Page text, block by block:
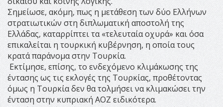
Σημείωσε, ακόμη, πως η μετάθεση των δύο Ελλήνων
στρατιωτικών στη διπλωματική αποστολή της
Ελλάδας, καταρρίπτει τα «τελευταία οχυρά» και όσα
επικαλείται η τουρκική κυβέρνηση, η οποία τους
κρατά παράνομα στην Τουρκία.
Εκτίμησε, επίσης, το ενδεχόμενο κλιμάκωσης της
έντασης ως τις εκλογές της Τουρκίας, προθέτοντας
όμως η Τουρκία δεν θα τολμήσει να κλιμακώσει την
ένταση στην κυπριακή ΑΟΖ ειδικότερα.